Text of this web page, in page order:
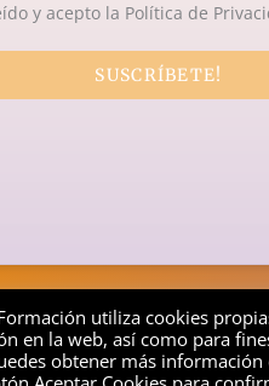
y acepto la Política de
SUSCRÍBETE!
utiliza cookies
en la web, así como para
obtener más información